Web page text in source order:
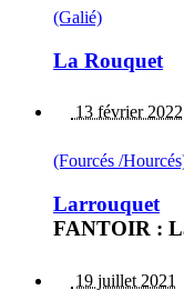
(Galié)
La Rouquet
13 février 2022
(Fourcés /
Larrouquet
FANTOIR :
19 juillet 2021